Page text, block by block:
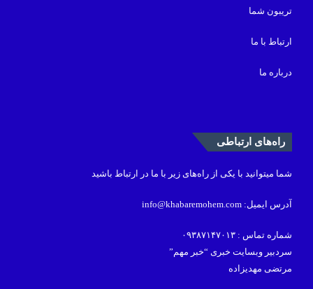
تریبون شما
ارتباط با ما
درباره ما
راه‌های ارتباطی
شما میتوانید با یکی از راه‌های زیر با ما در ارتباط باشید
آدرس ایمیل: info@khabaremohem.com
شماره تماس : ۰۹۳۸۷۱۴۷۰۱۳
سردبیر وبسایت خبری “خبر مهم”
مرتضی مهدیزاده